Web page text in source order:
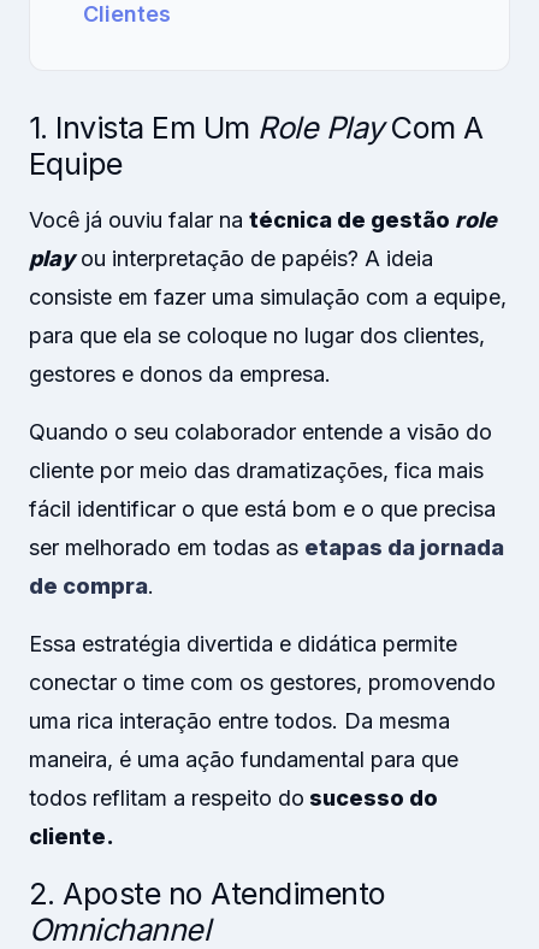
Clientes
1. Invista Em Um Role PlayCom A
Equipe
Você já ouviu falar na técnica de gestão role
playou interpretação de papéis? A ideia
consiste em fazer uma simulação com a equipe,
para que ela se coloque no lugar dos clientes,
gestores e donos da empresa.
Quando o seu colaborador entende a visão do
cliente por meio das dramatizações, fica mais
fácil identificar o que está bom e o que precisa
ser melhorado em todas as etapas da jornada
de compra.
Essa estratégia divertida e didática permite
conectar o time com os gestores, promovendo
uma rica interação entre todos. Da mesma
maneira, é uma ação fundamental para que
todos reflitam a respeito do sucesso do
cliente.
2. Aposte no Atendimento
Omnichannel